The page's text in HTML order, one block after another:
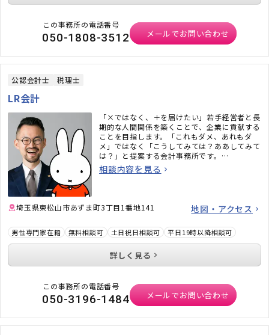
この事務所の電話番号
050-1808-3512 メールでお問い合わせ
公認会計士 税理士
LR会計
「×ではなく、＋を届けたい」若手経営者と長
期的な人間関係を築くことで、企業に貢献する
ことを目指します。「これもダメ、あれもダ
メ」ではなく「こうしてみては？ああしてみて
は？」と提案する会計事務所です。
【事務所ホームページ】
LR会計ホームページ
■不動産評価額の調べ方と計算方法を徹底解
説！
■マンション査定自動シミュレーションについ
説
■住み替えでダブルローンを利用するメリット
って？
■不動産売却益とは？計算方法と節税のポイン
トを解説！
相談内容を見る
埼玉県東松山市あずま町3丁目1番地141 地図・アクセス
男性専門家在籍 無料相談可 土日祝日相談可 平日19時以降相談可
詳しく見る
この事務所の電話番号
050-3196-1484 メールでお問い合わせ